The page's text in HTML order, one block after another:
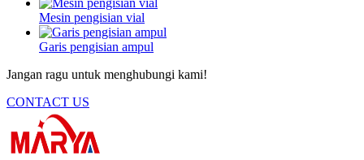
Mesin pengisian vial
Garis pengisian ampul
Jangan ragu untuk menghubungi kami!
CONTACT US